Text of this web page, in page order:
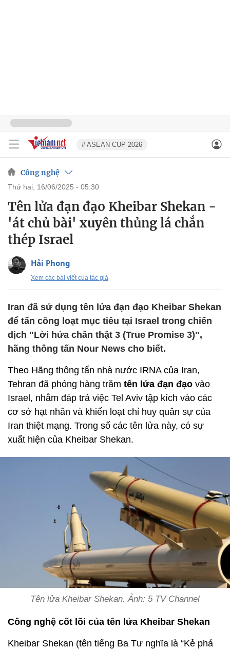
# ASEAN CUP 2026
Công nghệ
thứ hai, 16/06/2025 - 05:30
Tên lửa đạn đạo Kheibar Shekan -
'át chủ bài' xuyên thủng lá chắn
thép Israel
Hải Phong
Xem các bài viết của tác giả
Iran đã sử dụng tên lửa đạn đạo Kheibar Shekan
để tấn công loạt mục tiêu tại Israel trong chiến
dịch "Lời hứa chân thật 3 (True Promise 3)",
hãng thông tấn Nour News cho biết.
Theo Hãng thông tấn nhà nước IRNA của Iran,
Tehran đã phóng hàng trăm tên lửa đạn đạo vào
Israel, nhằm đáp trả việc Tel Aviv tập kích vào các
cơ sở hạt nhân và khiến loạt chỉ huy quân sự của
Iran thiệt mạng. Trong số các tên lửa này, có sự
xuất hiện của Kheibar Shekan.
Tên lửa Kheibar Shekan. Ảnh: 5 TV Channel
Công nghệ cốt lõi của tên lửa Kheibar Shekan
Kheibar Shekan (tên tiếng Ba Tư nghĩa là “Kẻ phá